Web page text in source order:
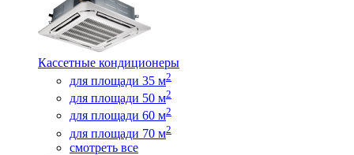
Кассетные кондиционеры
для площади 35 м2
для площади 50 м2
для площади 60 м2
для площади 70 м2
смотреть все